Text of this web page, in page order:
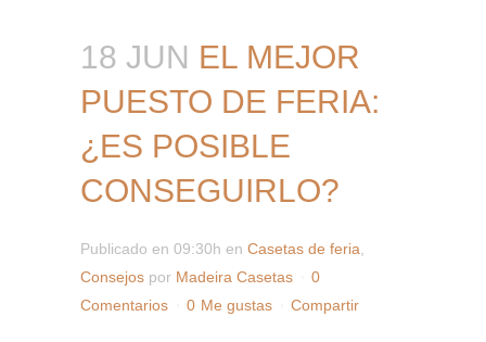
18 JUN EL MEJOR
PUESTO DE FERIA:
¿ES POSIBLE
CONSEGUIRLO?
Publicado en 09:30h en Casetas de feria
Consejos por Madeira Casetas
0
Comentarios
0 Me gustas Compartir